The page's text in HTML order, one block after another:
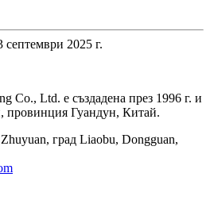
2025 г.
Co., Ltd. е създадена през 1996 г. и
провинция Гуандун, Китай.
град Liaobu, Dongguan,